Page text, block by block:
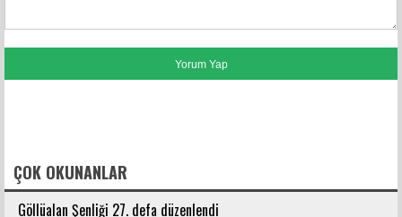
ÇOK OKUNANLAR
Göllüalan Şenliği 27. defa düzenlendi